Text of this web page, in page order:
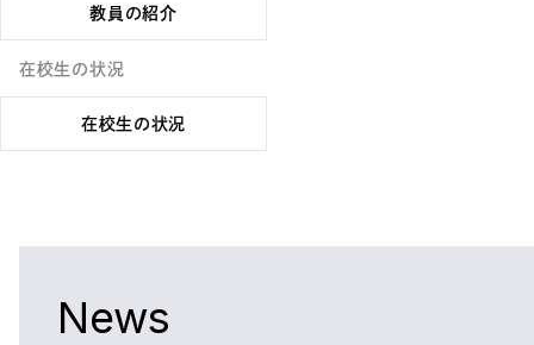
教員の紹介
在校生の状況
在校生の状況
News